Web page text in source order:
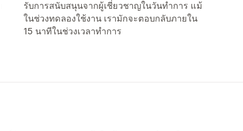
รับการสนับสนุนจากผู้เชี่ยวชาญในวันทำการ แม้
ในช่วงทดลองใช้งาน เรามักจะตอบกลับภายใน
15 นาทีในช่วงเวลาทำการ